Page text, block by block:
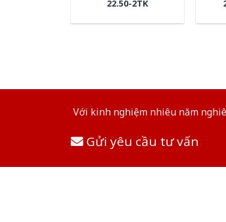
22.50-2TK
Với kinh nghiệm nhiêu năm
Gửi yêu cầu tư vấn